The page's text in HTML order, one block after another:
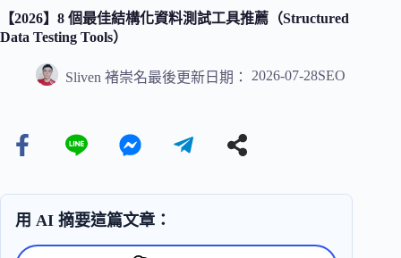
【2026】8 個最佳結構化資料測試工具推薦（Structured
Data Testing Tools）
Sliven 褚崇名最後更新日期： 2026-07-28SEO
用 AI 摘要這篇文章：